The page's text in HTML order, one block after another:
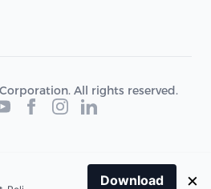
All rights reserved.
Download ×